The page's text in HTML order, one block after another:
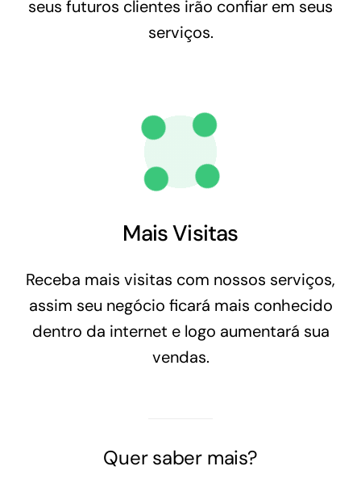
seus futuros clientes irão confiar em seus
serviços.
Mais Visitas
Receba mais visitas com nossos serviços,
assim seu negócio ficará mais conhecido
dentro da internet e logo aumentará sua
vendas.
Quer saber mais?